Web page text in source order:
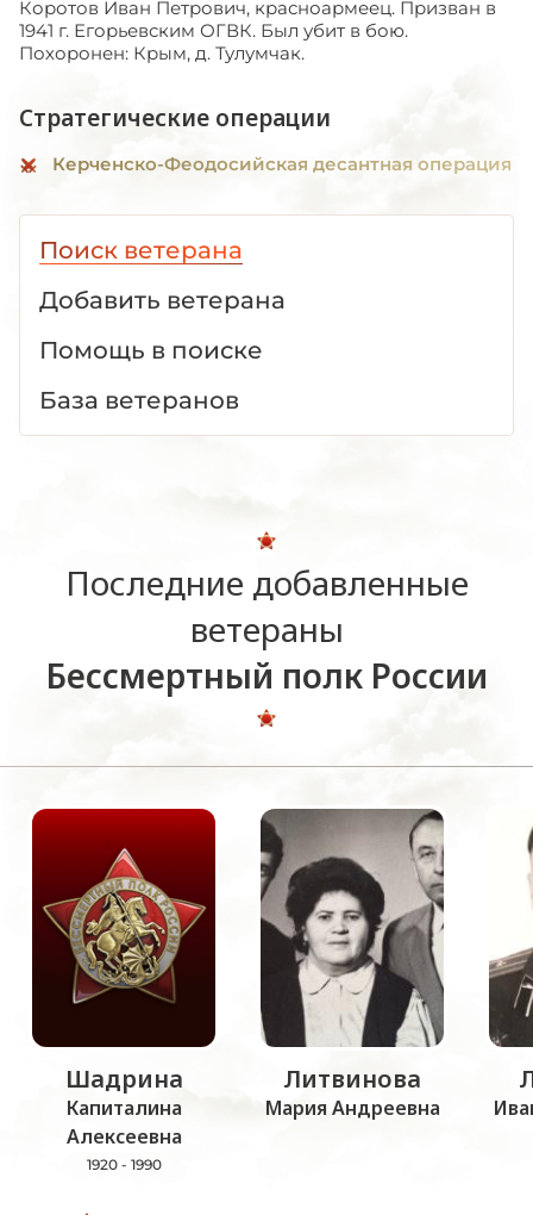
Коротов Иван Петрович, красноармеец. Призван в
1941 г. Егорьевским ОГВК. Был убит в бою.
Похоронен: Крым, д. Тулумчак.
Стратегические операции
Керченско-Феодосийская десантная операция
Поиск ветерана
Добавить ветерана
Помощь в поиске
База ветеранов
Последние добавленные
ветераны
Бессмертный полк России
Шадрина
Капиталина
Алексеевна
1920 - 1990
Литвинова
Мария Андреевна